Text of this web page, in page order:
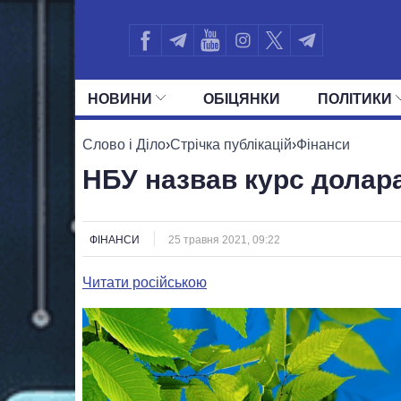
НОВИНИ ОБIЦЯНКИ ПОЛIТИКИ
УСІ ПОЛІТИКИ ПРЕЗИДЕНТ І ОФІС
Слово і Діло›Стрічка публікацій›Фінанси
НБУ назвав курс
ФІНАНСИ 25 травня 2021, 09:22
Читати російською